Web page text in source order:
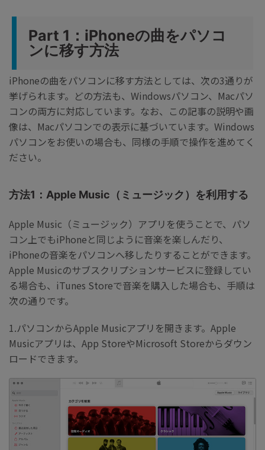
Part 1：iPhoneの曲をパソコ
ンに移す方法
iPhoneの曲をパソコンに移す方法としては、次の3通りが
挙げられます。どの方法も、Windowsパソコン、Macパソ
コンの両方に対応しています。なお、この記事の説明や画
像は、Macパソコンでの表示に基づいています。Windows
パソコンをお使いの場合も、同様の手順で操作を進めてく
ださい。
方法1：Apple Music（ミュージック）を利用する
Apple Music（ミュージック）アプリを使うことで、パソ
コン上でもiPhoneと同じように音楽を楽しんだり、
iPhoneの音楽をパソコンへ移したりすることができます。
Apple Musicのサブスクリプションサービスに登録してい
る場合も、iTunes Storeで音楽を購入した場合も、手順は
次の通りです。
1.パソコンからApple Musicアプリを開きます。Apple
Musicアプリは、App StoreやMicrosoft Storeからダウン
ロードできます。